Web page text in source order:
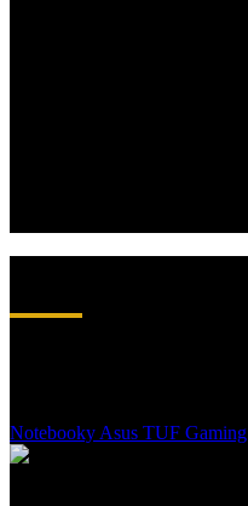
Notebooky Asus TUF Gaming